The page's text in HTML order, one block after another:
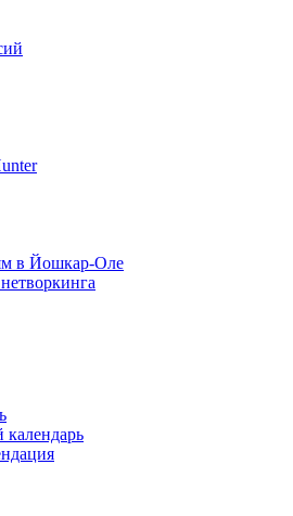
в Йошкар-Оле